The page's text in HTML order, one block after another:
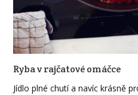
Ryba v rajčatové omáčce
Jídlo plné chutí a navíc krásně